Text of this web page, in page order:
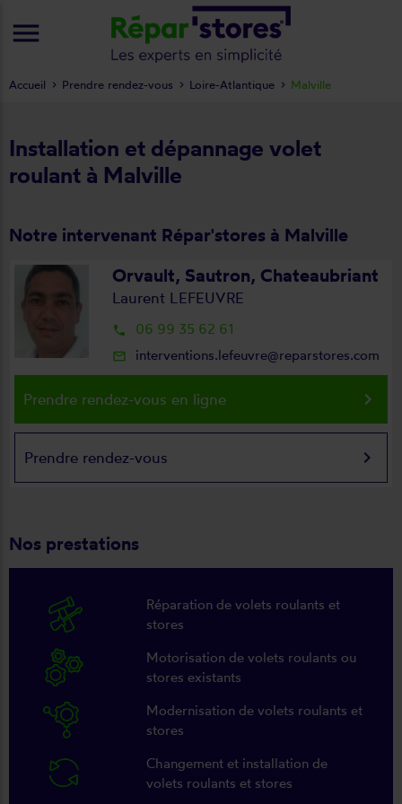
Installation et dépannage volet
roulant à Malville
Notre intervenant Répar'stores à Malville
Orvault, Sautron, Chateaubriant
Laurent LEFEUVRE
local_phone 06 99 35 62 61
mail_outline interventions.lefeuvre@reparstores.com
Prendre rendez-vous en ligne keyboard_arrow_right
Prendre rendez-vous keyboard_arrow_right
Nos prestations
Réparation de volets roulants et
stores
Motorisation de volets roulants ou
stores existants
Modernisation de volets roulants et
stores
Changement et installation de
volets roulants et stores
Accueil Prendre rendez-vous Loire-Atlantique Malville
menu